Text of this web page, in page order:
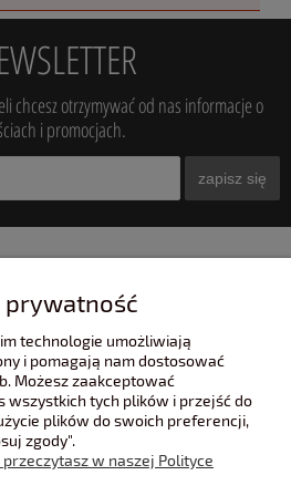
chcesz otrzymywać od nas informacje o
i promocjach.
zapisz się
POMOC
STRONY
prywatność
technologie umożliwiają
i pomagają nam dostosować
Możesz zaakceptować
wszystkich tych plików i przejść do
plików do swoich preferencji,
zgody".
w naszej Polityce